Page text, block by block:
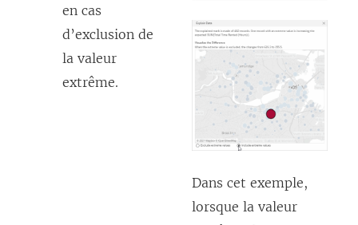
en cas
d’exclusion de
la valeur
extrême.
Dans cet exemple,
lorsque la valeur